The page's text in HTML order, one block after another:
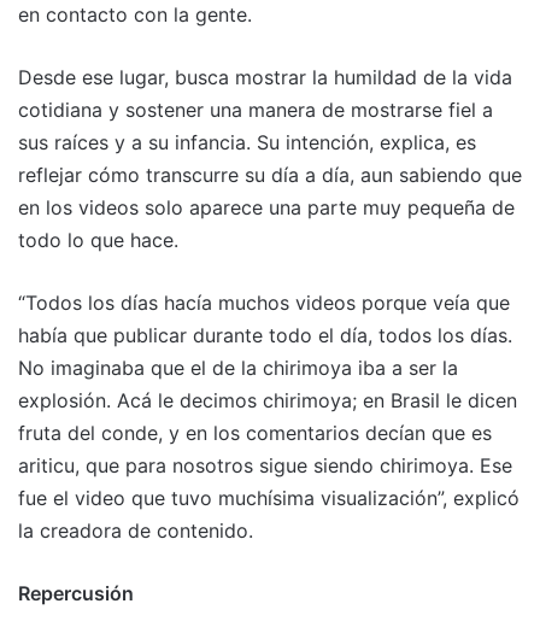
en contacto con la gente.
Desde ese lugar, busca mostrar la humildad de la vida
cotidiana y sostener una manera de mostrarse fiel a
sus raíces y a su infancia. Su intención, explica, es
reflejar cómo transcurre su día a día, aun sabiendo que
en los videos solo aparece una parte muy pequeña de
todo lo que hace.
“Todos los días hacía muchos videos porque veía que
había que publicar durante todo el día, todos los días.
No imaginaba que el de la chirimoya iba a ser la
explosión. Acá le decimos chirimoya; en Brasil le dicen
fruta del conde, y en los comentarios decían que es
ariticu, que para nosotros sigue siendo chirimoya. Ese
fue el video que tuvo muchísima visualización”, explicó
la creadora de contenido.
Repercusión